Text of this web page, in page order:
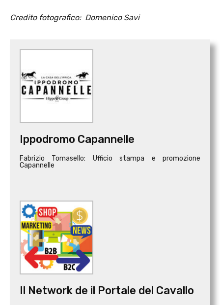
Credito fotografico: Domenico Savi
Ippodromo Capannelle
Fabrizio Tomasello: Ufficio stampa e promozione
Capannelle
Il Network de il Portale del Cavallo